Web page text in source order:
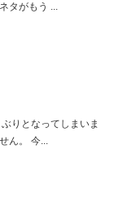
タがもう ...
りとなってしまいま
ん。 今...